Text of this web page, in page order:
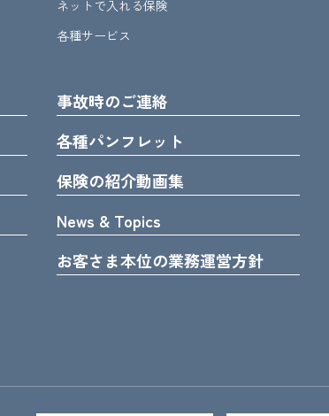
ネットで入れる保険
各種サービス
事故時のご連絡
各種パンフレット
保険の紹介動画集
News & Topics
お客さま本位の業務運営方針